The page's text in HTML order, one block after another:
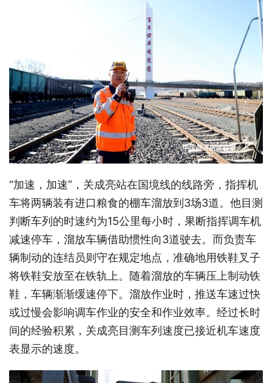
“加速，加速”，关成亮站在国境线的线路旁，指挥机
车将两辆装有进口粮食的棚车溜放到3场3道。他目测
判断车列的时速约为15公里每小时，果断指挥调车机
减速停车，溜放车辆借助惯性向3道驶去。而负责车
辆制动的连结员则守在规定地点，准确地用铁鞋叉子
将铁鞋安放至在铁轨上。随着溜放的车辆压上制动铁
鞋，车辆渐渐缓速停下。溜放作业时，推送车速过快
或过慢会影响调车作业的安全和作业效率。经过长时
间的经验积累，关成亮目测车列速度已接近机车速度
表显示的速度。